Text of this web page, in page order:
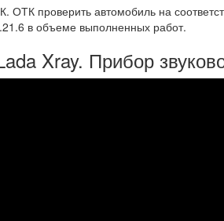
ОТК проверить автомобиль на
в объеме выполненных работ.
Xray. Прибор